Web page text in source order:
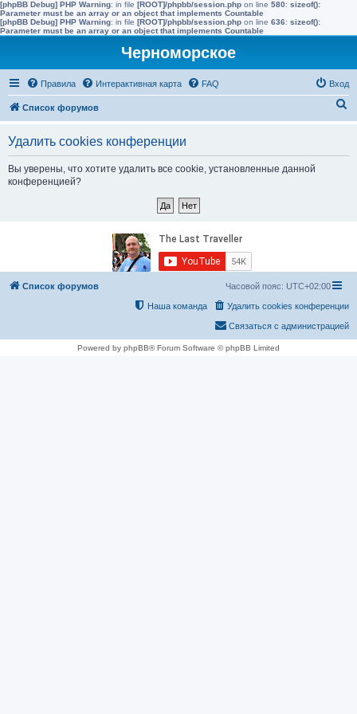
[phpBB Debug] PHP Warning: in file [ROOT]/phpbb/session.php on line 580: sizeof():
Parameter must be an array or an object that implements Countable
[phpBB Debug] PHP Warning: in file [ROOT]/phpbb/session.php on line 636: sizeof():
Parameter must be an array or an object that implements Countable
Черноморское
Правила Интерактивная карта FAQ Вход
Список форумов
Удалить cookies конференции
Вы уверены, что хотите удалить все cookie, установленные данной
конференцией?
Список форумов Часовой пояс: UTC+02:00
Удалить cookies конференции
Наша команда
Связаться с администрацией
Powered by phpBB® Forum Software © phpBB Limited